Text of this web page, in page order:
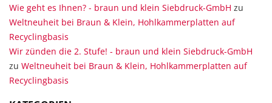
Wie geht es Ihnen? - braun und klein Siebdruck-GmbH zu
Weltneuheit bei Braun & Klein, Hohlkammerplatten auf
Recyclingbasis
Wir zünden die 2. Stufe! - braun und klein Siebdruck-GmbH
zu Weltneuheit bei Braun & Klein, Hohlkammerplatten auf
Recyclingbasis